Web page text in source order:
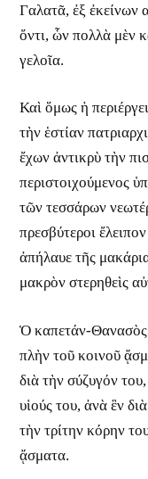
Γαλατᾶ, ἐξ ἐκείνων
ὄντι, ὧν πολλὰ μὲν
γελοῖα.
Καὶ ὅμως ἡ
τὴν ἑστίαν
ἔχων ἀντικρὺ τὴν
περιστοιχούμενος
τῶν τεσσάρων
πρεσβύτεροι
ἀπήλαυε τῆς
μακρὸν στερηθεὶς
Ὁ καπετάν-Θανασὸς
πλὴν τοῦ κοινοῦ
διὰ τὴν σύζυγόν
υἱούς του, ἀνὰ ἓν
τὴν τρίτην κόρην
ᾄσματα.